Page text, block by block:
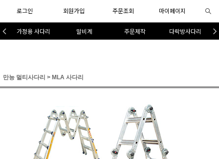
로그인 회원가입 주문조회 마이페이지
가정용 사다리 말비계 주문제작 다락방사다리
만능 멀티사다리 > MLA 사다리